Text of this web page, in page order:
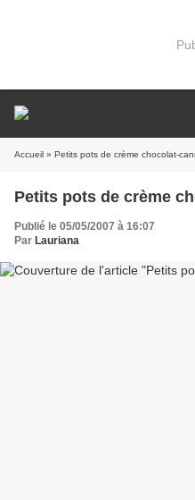
Accueil » Petits pots de crème chocolat-
Petits pots de crème
Publié le 05/05/2007 à 16:07
Par Lauriana